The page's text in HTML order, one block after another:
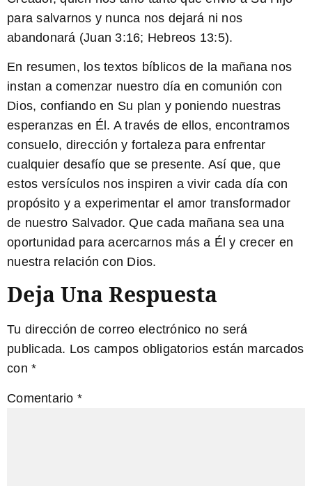
para salvarnos y nunca nos dejará ni nos
abandonará (Juan 3:16; Hebreos 13:5).
En resumen, los textos bíblicos de la mañana nos
instan a comenzar nuestro día en comunión con
Dios, confiando en Su plan y poniendo nuestras
esperanzas en Él. A través de ellos, encontramos
consuelo, dirección y fortaleza para enfrentar
cualquier desafío que se presente. Así que, que
estos versículos nos inspiren a vivir cada día con
propósito y a experimentar el amor transformador
de nuestro Salvador. Que cada mañana sea una
oportunidad para acercarnos más a Él y crecer en
nuestra relación con Dios.
Deja Una Respuesta
Tu dirección de correo electrónico no será
publicada. Los campos obligatorios están marcados
con *
Comentario *